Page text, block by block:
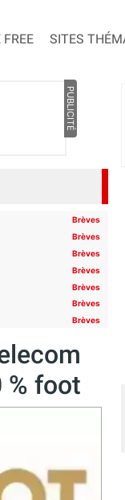
FREE SITES
PUBLICITÉ
Brèves
Brèves
Brèves
Brèves
Brèves
Brèves
Brèves
% foot